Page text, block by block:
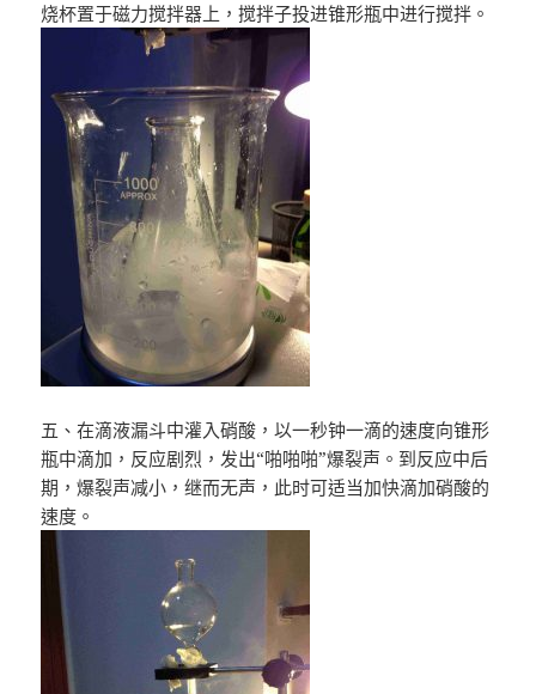
烧杯置于磁力搅拌器上，搅拌子投进锥形瓶中进行搅拌。
五、在滴液漏斗中灌入硝酸，以一秒钟一滴的速度向锥形
瓶中滴加，反应剧烈，发出“啪啪啪”爆裂声。到反应中后
期，爆裂声减小，继而无声，此时可适当加快滴加硝酸的
速度。